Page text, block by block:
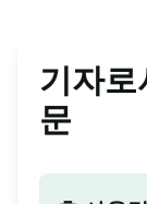
기자
문